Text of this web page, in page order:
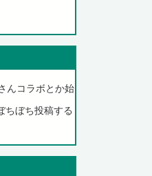
んコラボとか始
ちぼち投稿する